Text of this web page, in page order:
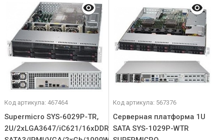
Код артикула: 467464
Supermicro SYS-6029P-TR,
2U/2xLGA3647/iC621/16xDDR4/8x3.5
Код артикула: 567376
Серверная платформа 1U
SATA SYS-1029P-WTR